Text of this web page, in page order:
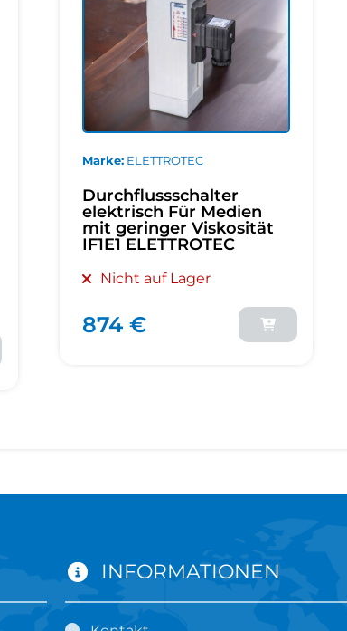
Marke ELETTROTEC
Durchflussschalter
elektrisch Für Medien
mit geringer Viskosität
IF1E1 ELETTROTEC
Nicht auf Lager
874 €
INFORMATIONEN